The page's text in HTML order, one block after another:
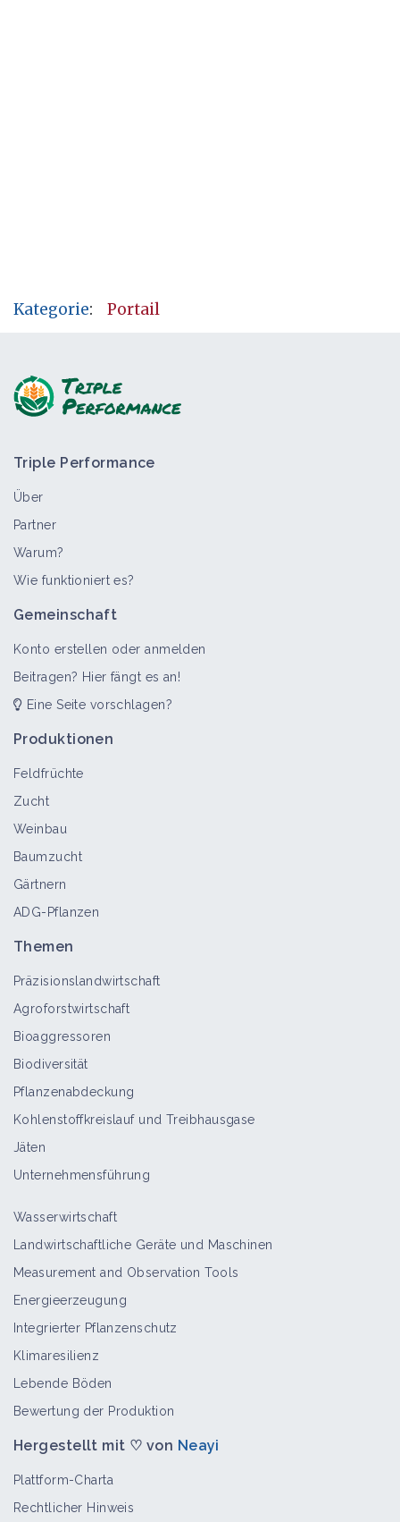
Kategorie: Portail
Triple Performance
Über
Partner
Warum?
Wie funktioniert es?
Gemeinschaft
Konto erstellen oder anmelden
Beitragen? Hier fängt es an!
Eine Seite vorschlagen?
Produktionen
Feldfrüchte
Zucht
Weinbau
Baumzucht
Gärtnern
ADG-Pflanzen
Themen
Präzisionslandwirtschaft
Agroforstwirtschaft
Bioaggressoren
Biodiversität
Pflanzenabdeckung
Kohlenstoffkreislauf und Treibhausgase
Jäten
Unternehmensführung
Wasserwirtschaft
Landwirtschaftliche Geräte und Maschinen
Measurement and Observation Tools
Energieerzeugung
Integrierter Pflanzenschutz
Klimaresilienz
Lebende Böden
Bewertung der Produktion
Hergestellt mit ♡ von Neayi
Plattform-Charta
Rechtlicher Hinweis